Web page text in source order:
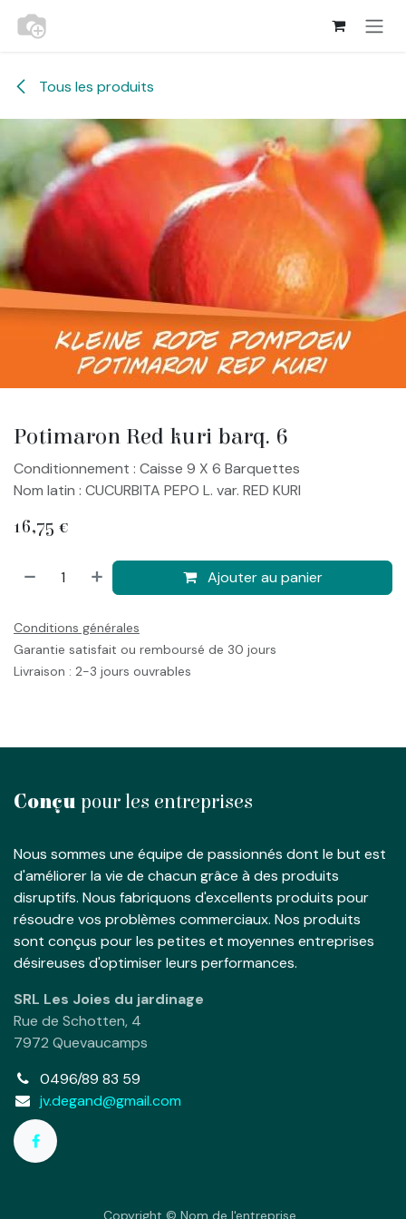
Se rendre au contenu
Tous les produits
Potimaron Red kuri barq. 6
Conditionnement : Caisse 9 X 6 Barquettes
Nom latin : CUCURBITA PEPO L. var. RED KURI
16,75 €
Ajouter au panier
Conditions générales
Garantie satisfait ou remboursé de 30 jours
Livraison : 2-3 jours ouvrables
Conçu pour les entreprises
Nous sommes une équipe de passionnés dont le but est
d'améliorer la vie de chacun grâce à des produits
disruptifs. Nous fabriquons d'excellents produits pour
résoudre vos problèmes commerciaux. Nos produits
sont conçus pour les petites et moyennes entreprises
désireuses d'optimiser leurs performances.
SRL Les Joies du jardinage
Rue de Schotten, 4
7972 Quevaucamps
0496/89 83 59
jv.degand@gmail.com
Copyright © Nom de l'entreprise